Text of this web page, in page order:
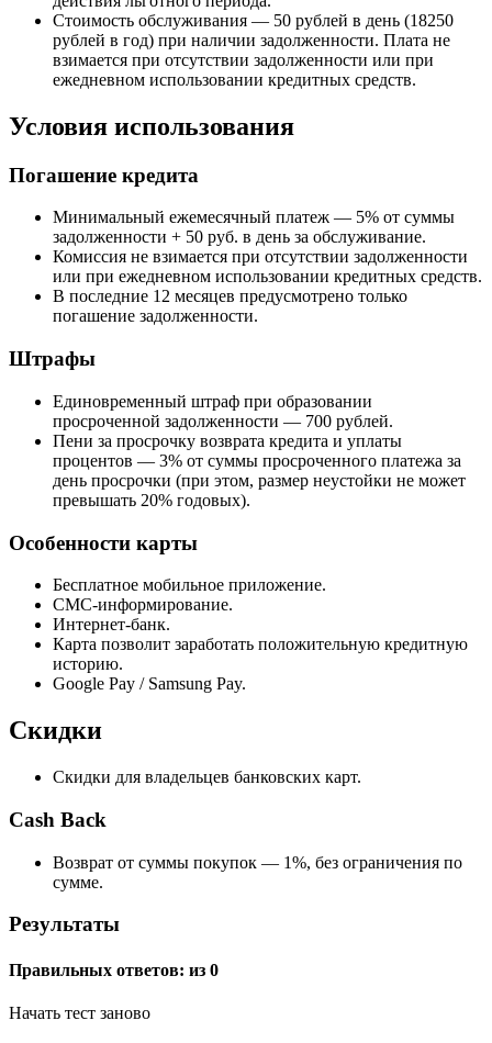
Стоимость обслуживания — 50 рублей в день (18250
рублей в год) при наличии задолженности. Плата не
взимается при отсутствии задолженности или при
ежедневном использовании кредитных средств.
Условия использования
Погашение кредита
Минимальный ежемесячный платеж — 5% от суммы
задолженности + 50 руб. в день за обслуживание.
Комиссия не взимается при отсутствии задолженности
или при ежедневном использовании кредитных средств.
В последние 12 месяцев предусмотрено только
погашение задолженности.
Штрафы
Единовременный штраф при образовании
просроченной задолженности — 700 рублей.
Пени за просрочку возврата кредита и уплаты
процентов — 3% от суммы просроченного платежа за
день просрочки (при этом, размер неустойки не может
превышать 20% годовых).
Особенности карты
Бесплатное мобильное приложение.
СМС-информирование.
Интернет-банк.
Карта позволит заработать положительную кредитную
историю.
Google Pay / Samsung Pay.
Скидки
Скидки для владельцев банковских карт.
Cash Back
Возврат от суммы покупок — 1%, без ограничения по
сумме.
Результаты
Правильных ответов: из 0
Начать тест заново